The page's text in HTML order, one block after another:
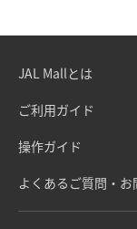
JAL Mallとは
ご利用ガイド
操作ガイド
よくあるご質問・お